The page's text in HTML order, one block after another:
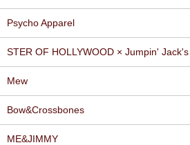
Psycho Apparel
STER OF HOLLYWOOD × Jumpin' Jack's
Mew
Bow&Crossbones
ME&JIMMY